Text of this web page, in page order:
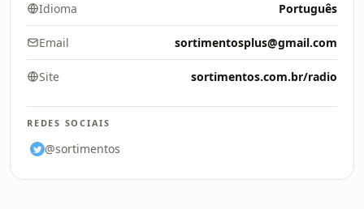
Idioma Português
Email sortimentosplus@gmail.com
Site sortimentos.com.br/radio
REDES SOCIAIS
@sortimentos